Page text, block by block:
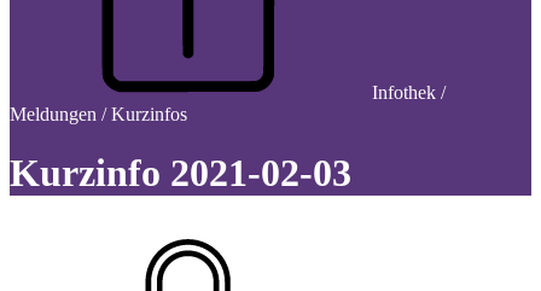
Infothek /
Meldungen / Kurzinfos
Kurzinfo 2021-02-03